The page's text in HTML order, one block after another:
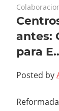
antes:
para
Posted by